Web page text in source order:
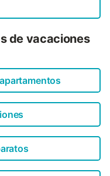
de vacaciones